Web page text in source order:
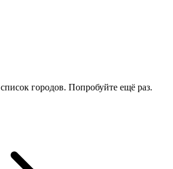
городов. Попробуйте ещё раз.